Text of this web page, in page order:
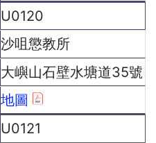
U0120
沙咀懲教所
大嶼山石壁水塘道35號
地圖
U0121